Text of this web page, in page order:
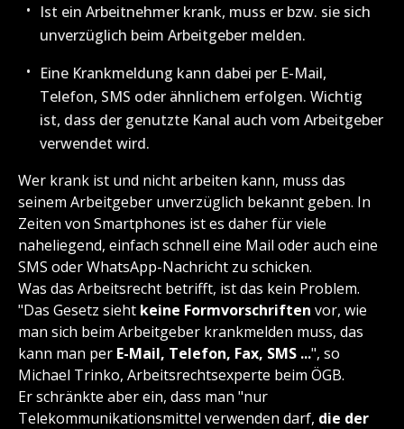
Ist ein Arbeitnehmer krank, muss er bzw. sie sich
unverzüglich beim Arbeitgeber melden.
Eine Krankmeldung kann dabei per E-Mail,
Telefon, SMS oder ähnlichem erfolgen. Wichtig
ist, dass der genutzte Kanal auch vom Arbeitgeber
verwendet wird.
Wer krank ist und nicht arbeiten kann, muss das
seinem Arbeitgeber unverzüglich bekannt geben. In
Zeiten von Smartphones ist es daher für viele
naheliegend, einfach schnell eine Mail oder auch eine
SMS oder WhatsApp-Nachricht zu schicken.
Was das Arbeitsrecht betrifft, ist das kein Problem.
"Das Gesetz sieht keine Formvorschriften vor, wie
man sich beim Arbeitgeber krankmelden muss, das
kann man per E-Mail, Telefon, Fax, SMS ...", so
Michael Trinko, Arbeitsrechtsexperte beim ÖGB.
Er schränkte aber ein, dass man "nur
Telekommunikationsmittel verwenden darf, die der